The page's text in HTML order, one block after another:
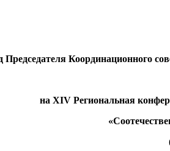
Председателя Координационного
на XIV Региональная